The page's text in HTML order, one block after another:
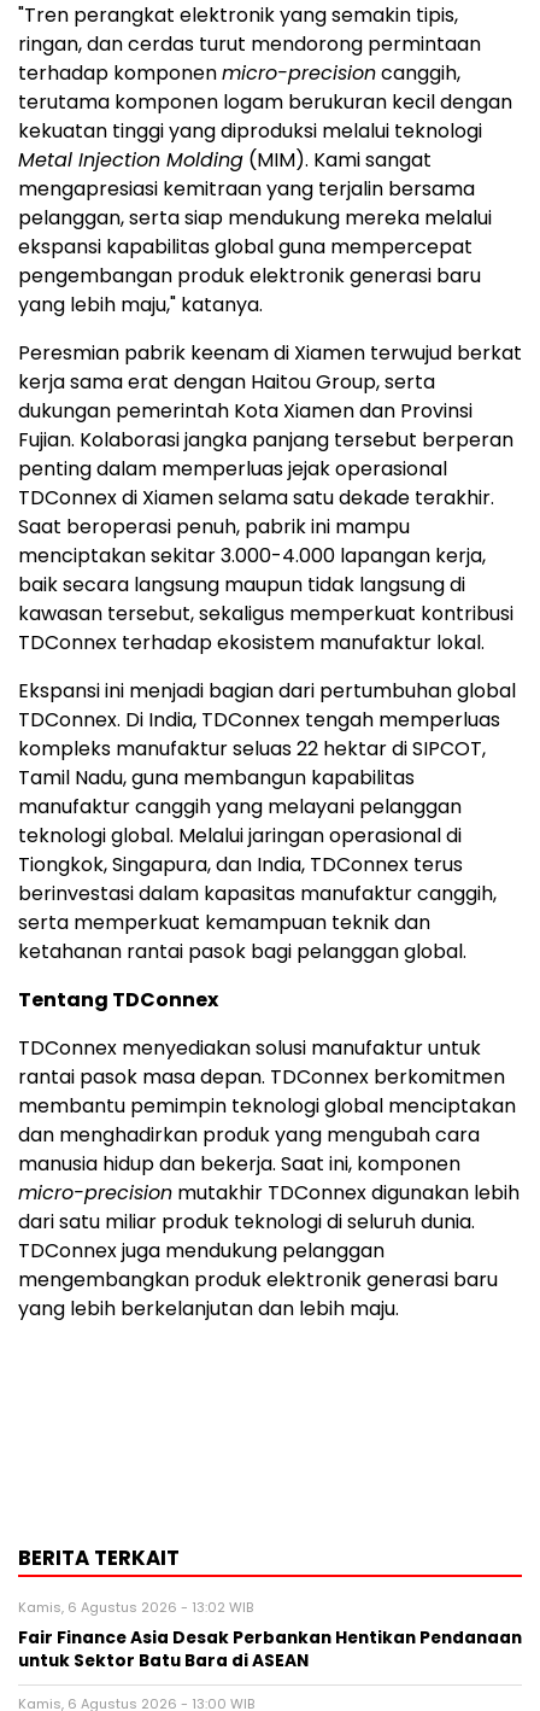
"Tren perangkat elektronik yang semakin tipis,
ringan, dan cerdas turut mendorong permintaan
terhadap komponenmicro-precisioncanggih,
terutama komponen logam berukuran kecil dengan
kekuatan tinggi yang diproduksi melalui teknologi
Metal Injection Molding (MIM). Kami sangat
mengapresiasi kemitraan yang terjalin bersama
pelanggan, serta siap mendukung mereka melalui
ekspansi kapabilitas global guna mempercepat
pengembangan produk elektronik generasi baru
yang lebih maju," katanya.
Peresmian pabrik keenam di Xiamen terwujud berkat
kerja sama erat dengan Haitou Group, serta
dukungan pemerintah Kota Xiamen dan Provinsi
Fujian. Kolaborasi jangka panjang tersebut berperan
penting dalam memperluas jejak operasional
TDConnex di Xiamen selama satu dekade terakhir.
Saat beroperasi penuh, pabrik ini mampu
menciptakan sekitar 3.000-4.000 lapangan kerja,
baik secara langsung maupun tidak langsung di
kawasan tersebut, sekaligus memperkuat kontribusi
TDConnex terhadap ekosistem manufaktur lokal.
Ekspansi ini menjadi bagian dari pertumbuhan global
TDConnex. Di India, TDConnex tengah memperluas
kompleks manufaktur seluas 22 hektar di SIPCOT,
Tamil Nadu, guna membangun kapabilitas
manufaktur canggih yang melayani pelanggan
teknologi global. Melalui jaringan operasional di
Tiongkok, Singapura, dan India, TDConnex terus
berinvestasi dalam kapasitas manufaktur canggih,
serta memperkuat kemampuan teknik dan
ketahanan rantai pasok bagi pelanggan global.
Tentang TDConnex
TDConnex menyediakan solusi manufaktur untuk
rantai pasok masa depan. TDConnex berkomitmen
membantu pemimpin teknologi global menciptakan
dan menghadirkan produk yang mengubah cara
manusia hidup dan bekerja. Saat ini, komponen
micro-precision mutakhir TDConnex digunakan lebih
dari satu miliar produk teknologi di seluruh dunia.
TDConnex juga mendukung pelanggan
mengembangkan produk elektronik generasi baru
yang lebih berkelanjutan dan lebih maju.
BERITA TERKAIT
Kamis, 6 Agustus 2026 - 13:02 WIB
Fair Finance Asia Desak Perbankan Hentikan Pendanaan
untuk Sektor Batu Bara di ASEAN
Kamis, 6 Agustus 2026 - 13:00 WIB